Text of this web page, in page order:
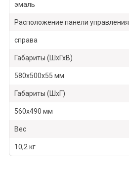
эмаль
Расположение панели управления
справа
Габариты (ШхГхВ)
580х500х55 мм
Габариты (ШхГ)
560х490 мм
Вес
10,2 кг